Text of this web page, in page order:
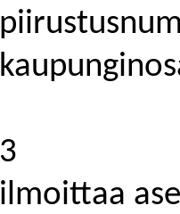
3
ilmoittaa